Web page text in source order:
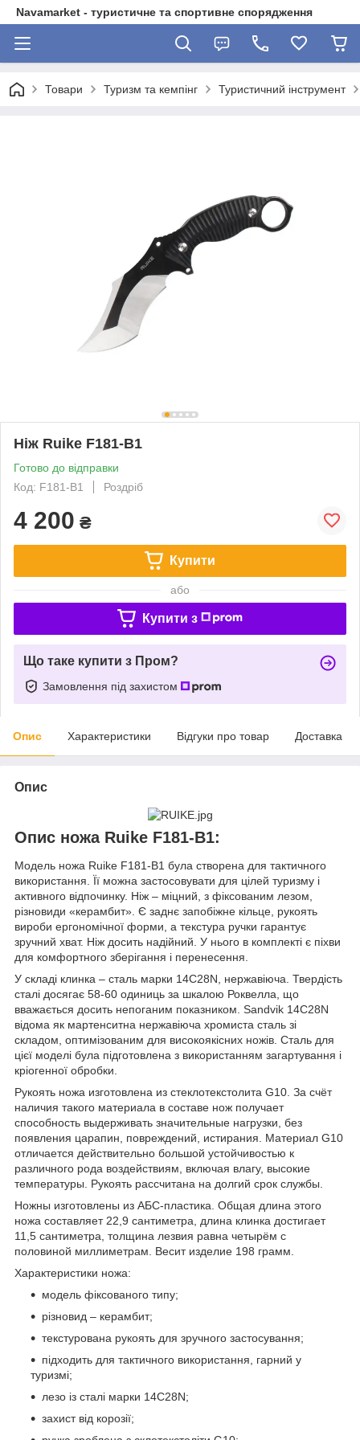
Navamarket - туристичне та спортивне спорядження
Товари Туризм та кемпінг Туристичний інструмент
Ніж Ruike F181-B1
Готово до відправки
Код: F181-B1
Роздріб
4 200 ₴
Купити
або
Купити з
Що таке купити з Пром?
Замовлення під захистом
Опис Характеристики Відгуки про товар Доставка
Опис
Опис ножа Ruike F181-B1:
Модель ножа Ruike F181-B1 була створена для тактичного
використання. Її можна застосовувати для цілей туризму і
активного відпочинку. Ніж – міцний, з фіксованим лезом,
різновиди «керамбит». Є заднє запобіжне кільце, рукоять
вироби ергономічної форми, а текстура ручки гарантує
зручний хват. Ніж досить надійний. У нього в комплекті є піхви
для комфортного зберігання і перенесення.
У складі клинка – сталь марки 14C28N, нержавіюча. Твердість
сталі досягає 58-60 одиниць за шкалою Роквелла, що
вважається досить непоганим показником. Sandvik 14C28N
відома як мартенситна нержавіюча хромиста сталь зі
складом, оптимізованим для високоякісних ножів. Сталь для
цієї моделі була підготовлена з використанням загартування і
кріогенної обробки.
Рукоять ножа изготовлена из стеклотекстолита G10. За счёт
наличия такого материала в составе нож получает
способность выдерживать значительные нагрузки, без
появления царапин, повреждений, истирания. Материал G10
отличается действительно большой устойчивостью к
различного рода воздействиям, включая влагу, высокие
температуры. Рукоять рассчитана на долгий срок службы.
Ножны изготовлены из АБС-пластика. Общая длина этого
ножа составляет 22,9 сантиметра, длина клинка достигает
11,5 сантиметра, толщина лезвия равна четырём с
половиной миллиметрам. Весит изделие 198 грамм.
Характеристики ножа:
модель фіксованого типу;
різновид – керамбит;
текстурована рукоять для зручного застосування;
підходить для тактичного використання, гарний у
туризмі;
лезо із сталі марки 14C28N;
захист від корозії;